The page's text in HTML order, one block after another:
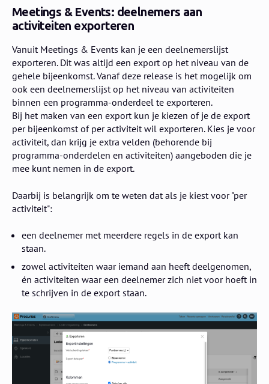
Meetings & Events: deelnemers aan
activiteiten exporteren
Vanuit Meetings & Events kan je een deelnemerslijst
exporteren. Dit was altijd een export op het niveau van de
gehele bijeenkomst. Vanaf deze release is het mogelijk om
ook een deelnemerslijst op het niveau van activiteiten
binnen een programma-onderdeel te exporteren.
Bij het maken van een export kun je kiezen of je de export
per bijeenkomst of per activiteit wil exporteren. Kies je voor
activiteit, dan krijg je extra velden (behorende bij
programma-onderdelen en activiteiten) aangeboden die je
mee kunt nemen in de export.
Daarbij is belangrijk om te weten dat als je kiest voor "per
activiteit":
een deelnemer met meerdere regels in de export kan
staan.
zowel activiteiten waar iemand aan heeft deelgenomen,
én activiteiten waar een deelnemer zich niet voor hoeft in
te schrijven in de export staan.